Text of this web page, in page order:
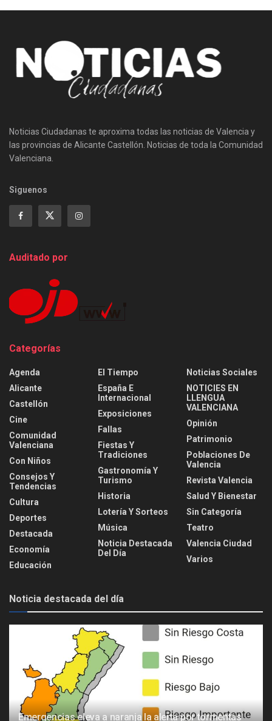
Noticias Ciudadanas te aproxima todas las noticias de Valencia y
las provincias de Alicante Castellón. Noticias de toda la Comunidad
Valenciana.
Siguenos
Auditado por
Categorías
Agenda
Alicante
Castellón
Cine
Comunidad
Valenciana
Con Niños
Consejos Y
Tendencias
Cultura
Deportes
Destacada
Economía
Educación
El Tiempo
España E
Internacional
Exposiciones
Fallas
Fiestas Y
Tradiciones
Gastronomía Y
Turismo
Historia
Lotería Y Sorteos
Música
Noticia Destacada
Del Día
Noticias Sociales
NOTICIES EN
LLENGUA
VALENCIANA
Opinión
Patrimonio
Poblaciones De
Valencia
Revista Valencia
Salud Y Bienestar
Sin Categoría
Teatro
Valencia Ciudad
Varios
Noticia destacada del día
Emergencias eleva a naranja la alerta por tormentas